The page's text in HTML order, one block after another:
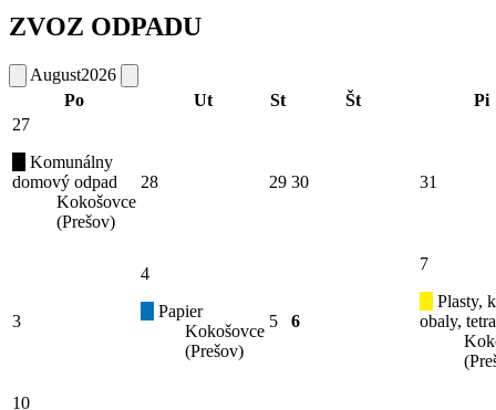
ZVOZ ODPADU
August2026
Po
Ut St Št
Pi
27
Komunálny
domový odpad
Kokošovce
(Prešov)
28 29 30 31
3
4
Papier
Kokošovce
(Prešov)
5 6
7
Plasty,
obaly,
10